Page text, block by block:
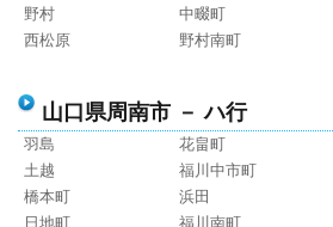
野村
中畷町
西松原
野村南町
山口県周南市 － ハ行
羽島 花畠町
土越
福川中市町
橋本町
浜田
日地町
福川南町